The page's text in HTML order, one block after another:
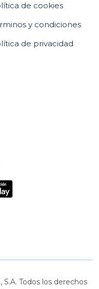
de cookies
y condiciones
de privacidad
Todos los derechos